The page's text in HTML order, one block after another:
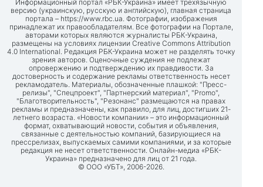
Информационный портал «РБК-Украина» имеет трехязычную
версию (украинскую, русскую и английскую), главная страница
портала – https://www.rbc.ua. Фотографии, изображения
принадлежат их правообладателям. Все фотографии на Портале,
авторами которых являются журналисты РБК-Украина,
размещены на условиях лицензии Creative Commons Attribution
4.0 International. Редакция РБК-Украина может не разделять точку
зрения авторов. Оценочные суждения не подлежат
опровержению и подтверждению их правдивости. За
достоверность и содержание рекламы ответственность несет
рекламодатель. Материалы, обозначенные плашкой: "Пресс-
релизы", "Спецпроект", "Партнерский материал", "Promo",
"Благотворительность", "Резонанс" размещаются на правах
рекламы и предназначены, как правило, для лиц, достигших 21-
летнего возраста. «Новости компании» – это информационный
формат, охватывающий новости, события и объявления,
связанные с деятельностью компаний, базирующиеся на
прессрелизах, выпускаемых самими компаниями, и за которые
редакция не несет ответственности. Онлайн-медиа «РБК-
Украина» предназначено для лиц от 21 года.
© ООО «УБТ», 2006-2026.